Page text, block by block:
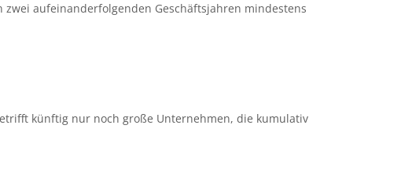
aufeinanderfolgenden Geschäftsjahren mindestens
künftig nur noch große Unternehmen, die kumulativ